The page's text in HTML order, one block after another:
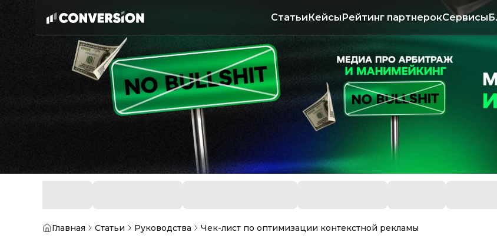
СтатьиКейсыРейтинг партнерокСервисы
Главная Статьи Руководства Чек-лист по оптимизации контекстной рекламы